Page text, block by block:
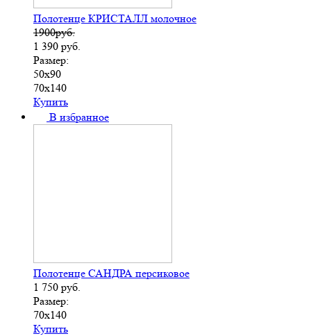
Полотенце КРИСТАЛЛ молочное
1900руб.
1 390 руб.
Размер:
50х90
70х140
Купить
В избранное
Полотенце САНДРА персиковое
1 750 руб.
Размер:
70х140
Купить